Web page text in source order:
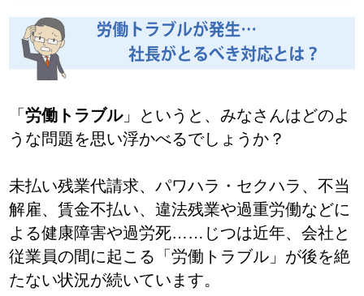
「労働トラブル」というと、みなさんはどのよ
うな問題を思い浮かべるでしょうか？
未払い残業代請求、パワハラ・セクハラ、不当
解雇、賃金不払い、違法残業や過重労働などに
よる健康障害や過労死……じつは近年、会社と
従業員の間に起こる「労働トラブル」が後を絶
たない状況が続いています。